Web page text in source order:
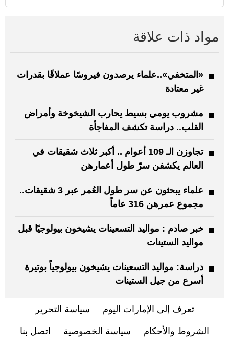
مواد ذات علاقة
«المتخفي»..علماء يرصدون فيروسًا عملاقًا بقدرات
غير معتادة
مشروب يومي بسيط يحارب الشيخوخة وأمراض
القلب.. دراسة تكشف المفاجأة
تجاوزن الـ 109 أعوام .. أكبر ثلاث شقيقات في
العالم يكشفن سرّ طول أعمارهن
علماء يبحثون عن سر طول العُمر عبر 3 شقيقات..
مجموع عمرهن 316 عاماً
خبر صادم : مواليد التسعينات يشيخون بيولوجيًا قبل
مواليد الستينات
دراسة: مواليد التسعينات يشيخون بيولوجياً بوتيرة
أسرع من جيل الستينات
تعرف إلى الإمارات اليوم سياسة التحرير
الشروط والأحكام سياسة الخصوصية اتصل بنا